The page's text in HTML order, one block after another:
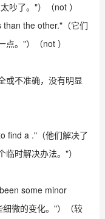
吵了。"）（not ）
the other."（它们
。"）（not ）
或不准确，没有明显
find a ."（他们解决了
时解决办法。"）
some minor
微的变化。"）（较